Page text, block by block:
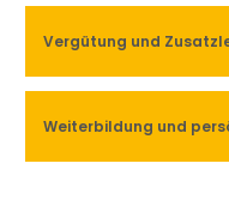
Vergütung und
Weiterbildung und